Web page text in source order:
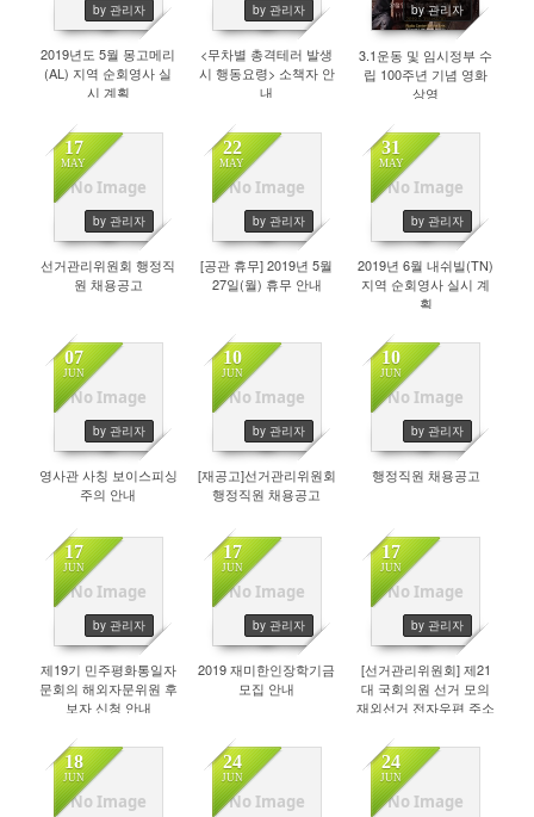
by 관리자
2019년도 5월 몽고메리
(AL) 지역 순회영사 실
시 계획
by 관리자
<무차별 총격테러 발생
시 행동요령> 소책자 안
내
by 관리자
3.1운동 및 임시정부 수
립 100주년 기념 영화
상영
No Image
17
MAY
by 관리자
432
선거관리위원회 행정직
원 채용공고
No Image
22
MAY
by 관리자
483
[공관 휴무] 2019년 5월
27일(월) 휴무 안내
No Image
31
MAY
by 관리자
489
2019년 6월 내쉬빌(TN)
지역 순회영사 실시 계
획
No Image
07
JUN
by 관리자
466
영사관 사칭 보이스피싱
주의 안내
No Image
10
JUN
by 관리자
476
[재공고]선거관리위원회
행정직원 채용공고
No Image
10
JUN
by 관리자
473
행정직원 채용공고
No Image
17
JUN
by 관리자
425
제19기 민주평화통일자
문회의 해외자문위원 후
보자 신청 안내
No Image
17
JUN
by 관리자
467
2019 재미한인장학기금
모집 안내
No Image
17
JUN
by 관리자
423
[선거관리위원회] 제21
대 국회의원 선거 모의
재외선거 전자우편 주소
No Image
18
JUN
509 No Image
24
JUN
453 No Image
24
JUN
430
한인 회원&협찬사